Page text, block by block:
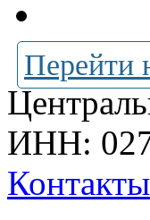
Перейти
ИНН:
Контакты